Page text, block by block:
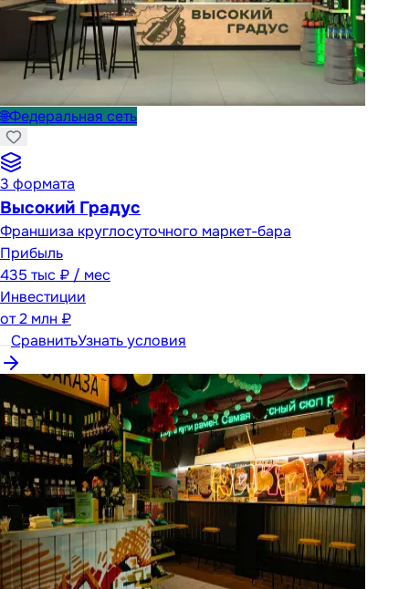
🌐Федеральная сеть
3 формата
Высокий Градус
Франшиза круглосуточного маркет-бара
Прибыль
435 тыс ₽ / мес
Инвестиции
от2 млн ₽
СравнитьУзнать условия